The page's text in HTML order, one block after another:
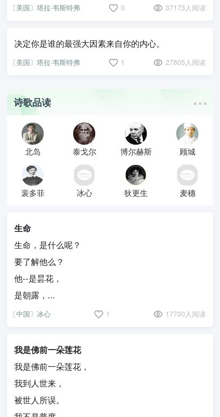
〔美国〕塔拉·韦斯特弗 0 37173人阅读
决定你是谁的最强大因素来自你的内心。
〔美国〕塔拉·韦斯特弗 1 27805人阅读
诗歌品读
北岛 泰戈尔 博尔赫斯 顾城
裴多菲 冰心 狄更生 麦穗
生命
生命，是什么呢？
要了解他么？
他--是昙花，
是朝露，...
〔中国〕冰心 1 17700人阅读
我是佛前一朵莲花
我是佛前一朵莲花，
我到人世来，
被世人所误。